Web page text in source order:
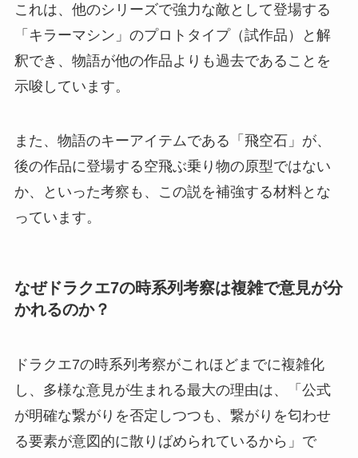
これは、他のシリーズで強力な敵として登場する
「キラーマシン」のプロトタイプ（試作品）と解
釈でき、物語が他の作品よりも過去であることを
示唆しています。
また、物語のキーアイテムである「飛空石」が、
後の作品に登場する空飛ぶ乗り物の原型ではない
か、といった考察も、この説を補強する材料とな
っています。
なぜドラクエ7の時系列考察は複雑で意見が分
かれるのか？
ドラクエ7の時系列考察がこれほどまでに複雑化
し、多様な意見が生まれる最大の理由は、「公式
が明確な繋がりを否定しつつも、繋がりを匂わせ
る要素が意図的に散りばめられているから」で